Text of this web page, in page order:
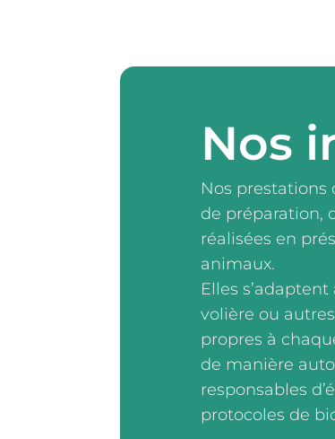
Nos
Nos prestations
de préparation,
réalisées en
animaux.
Elles
volière ou
propres à
de manière
responsables
protocoles de